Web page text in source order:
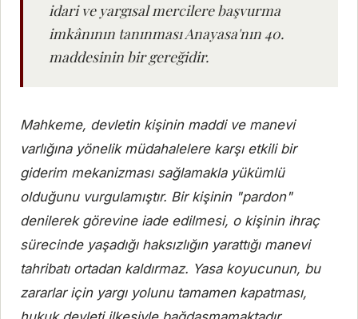
idari ve yargısal mercilere başvurma
imkânının tanınması Anayasa'nın 40.
maddesinin bir gereğidir.
Mahkeme, devletin kişinin maddi ve manevi
varlığına yönelik müdahalelere karşı etkili bir
giderim mekanizması sağlamakla yükümlü
olduğunu vurgulamıştır. Bir kişinin "pardon"
denilerek görevine iade edilmesi, o kişinin ihraç
sürecinde yaşadığı haksızlığın yarattığı manevi
tahribatı ortadan kaldırmaz. Yasa koyucunun, bu
zararlar için yargı yolunu tamamen kapatması,